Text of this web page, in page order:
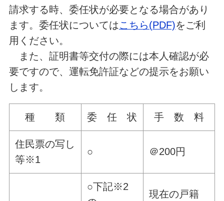
請求する時、委任状が必要となる場合があり
ます。委任状についてはこちら(PDF)をご利
用ください。
また、証明書等交付の際には本人確認が必
要ですので、運転免許証などの提示をお願い
します。
種 類 委 任 状 手 数 料
住民票の写し
等※1
○ ＠200円
○下記※2
現在の戸籍